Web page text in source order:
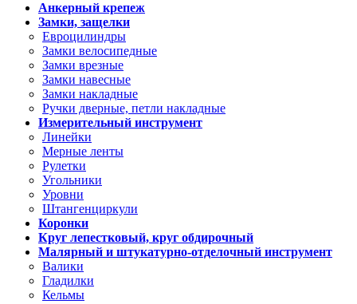
Анкерный крепеж
Замки, защелки
Евроцилиндры
Замки велосипедные
Замки врезные
Замки навесные
Замки накладные
Ручки дверные, петли накладные
Измерительный инструмент
Линейки
Мерные ленты
Рулетки
Угольники
Уровни
Штангенциркули
Коронки
Круг лепестковый, круг обдирочный
Малярный и штукатурно-отделочный инструмент
Валики
Гладилки
Кельмы